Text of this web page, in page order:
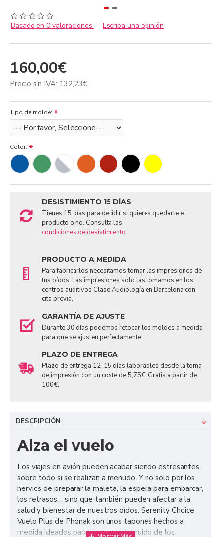
Basado en 0 valoraciones. - Escriba una opinión
160,00€
Precio sin IVA: 132,23€
Tipo de molde:
Color:
DESISTIMIENTO 15 DÍAS
Tienes 15 días para decidir si quieres quedarte el
producto o no. Consulta las
condiciones de desistimiento.
PRODUCTO A MEDIDA
Para fabricarlos necesitamos tomar las impresiones de
tus oídos. Las impresiones solo las tomamos en los
centros auditivos Claso Audiología en Barcelona con
cita previa,
GARANTÍA DE AJUSTE
Durante 30 días podemos retocar los moldes a medida
para que se ajusten perfectamente.
PLAZO DE ENTREGA
Plazo de entrega 12-15 días laborables desde la toma
de impresión con un coste de 5,75€. Gratis a partir de
100€.
DESCRIPCIÓN
Alza el vuelo
Los viajes en avión pueden acabar siendo estresantes,
sobre todo si se realizan a menudo. Y no solo por los
nervios de preparar la maleta, la espera para embarcar,
los retrasos… sino que también pueden afectar a la
salud y bienestar de nuestros oídos. Serenity Choice
Vuelo Plus de Phonak son unos tapones hechos a
medida ideados para proteger del ruido de los